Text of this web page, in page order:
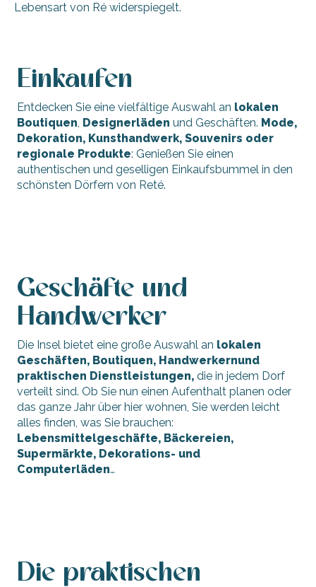
Lebensart von Ré widerspiegelt.
Einkaufen
Entdecken Sie eine vielfältige Auswahl an lokalen
Boutiquen, Designerläden und Geschäften. Mode,
Dekoration, Kunsthandwerk, Souvenirs oder
regionale Produkte: Genießen Sie einen
authentischen und geselligen Einkaufsbummel in den
schönsten Dörfern von Reté.
Geschäfte und
Handwerker
Die Insel bietet eine große Auswahl an lokalen
Geschäften, Boutiquen, Handwerkernund
praktischen Dienstleistungen, die in jedem Dorf
verteilt sind. Ob Sie nun einen Aufenthalt planen oder
das ganze Jahr über hier wohnen, Sie werden leicht
alles finden, was Sie brauchen:
Lebensmittelgeschäfte, Bäckereien,
Supermärkte, Dekorations- und
Computerläden…
Die praktischen